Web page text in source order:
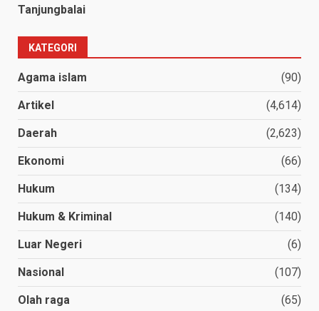
Tanjungbalai
KATEGORI
Agama islam (90)
Artikel (4,614)
Daerah (2,623)
Ekonomi (66)
Hukum (134)
Hukum & Kriminal (140)
Luar Negeri (6)
Nasional (107)
Olah raga (65)